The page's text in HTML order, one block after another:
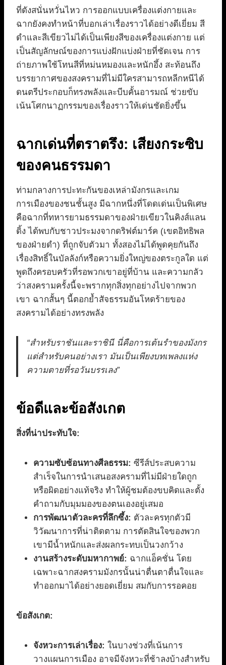
ที่ดังสนั่นหวั่นไหว การออกแบบเครื่องแต่งกายและ
ฉากยังคงทำหน้าที่บอกเล่าเรื่องราวได้อย่างดีเยี่ยม สี
ดำและสีเขียวไม่ได้เป็นเพียงสีของเครื่องแต่งกาย แต่
เป็นสัญลักษณ์ของการแบ่งฝักแบ่งฝ่ายที่ชัดเจน การ
ถ่ายภาพใช้โทนสีที่หม่นหมองและหนักอึ้ง สะท้อนถึง
บรรยากาศของสงครามที่ไม่มีใครสามารถหลีกหนีได้
ดนตรีประกอบก็ทรงพลังและบีบคั้นอารมณ์ ช่วยขับ
เน้นโศกนาฏกรรมของเรื่องราวให้เด่นชัดยิ่งขึ้น
ฉากเด่นที่ตราตรึง: เสียงกระซิบ
ของคนธรรมดา
ท่ามกลางการปะทะกันของเหล่ามังกรและเกม
การเมืองของชนชั้นสูง มีฉากหนึ่งที่โดดเด่นเป็นพิเศษ
คือฉากที่ทหารยามธรรมดาของฝ่ายเขียวในคิงส์แลน
ดิ้ง ได้พบกับชาวประมงจากดริฟต์มาร์ค (เขตอิทธิพล
ของฝ่ายดำ) ที่ถูกจับตัวมา ทั้งสองไม่ได้พูดคุยกันถึง
เรื่องสิทธิ์ในบัลลังก์หรือความยิ่งใหญ่ของตระกูลใด แต่
พูดถึงครอบครัวที่รอพวกเขาอยู่ที่บ้าน และความกลัว
ว่าสงครามครั้งนี้จะพรากทุกสิ่งทุกอย่างไปจากพวก
เขา ฉากสั้นๆ นี้ตอกย้ำสัจธรรมอันโหดร้ายของ
สงครามได้อย่างทรงพลัง
“สำหรับราชันและราชินี นี่คือการเต้นรำของมังกร
แต่สำหรับคนอย่างเรา มันเป็นเพียงบทเพลงแห่ง
ความตายที่รอวันบรรเลง”
ข้อดีและข้อสังเกต
สิ่งที่น่าประทับใจ:
ความซับซ้อนทางศีลธรรม: ซีรีส์ประสบความ
สำเร็จในการนำเสนอสงครามที่ไม่มีฝ่ายใดถูก
หรือผิดอย่างแท้จริง ทำให้ผู้ชมต้องขบคิดและตั้ง
คำถามกับมุมมองของตนเองอยู่เสมอ
การพัฒนาตัวละครที่ลึกซึ้ง: ตัวละครทุกตัวมี
วิวัฒนาการที่น่าติดตาม การตัดสินใจของพวก
เขามีน้ำหนักและส่งผลกระทบเป็นวงกว้าง
งานสร้างระดับมหากาพย์: ฉากแอ็คชั่น โดย
เฉพาะฉากสงครามมังกรนั้นน่าตื่นตาตื่นใจและ
ทำออกมาได้อย่างยอดเยี่ยม สมกับการรอคอย
ข้อสังเกต:
จังหวะการเล่าเรื่อง: ในบางช่วงที่เน้นการ
วางแผนการเมือง อาจมีจังหวะที่ช้าลงบ้างสำหรับ